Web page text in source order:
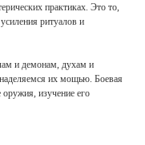
практиках. Это то,
ритуалов и
и демонам, духам и
их мощью. Боевая
оружия, изучение его